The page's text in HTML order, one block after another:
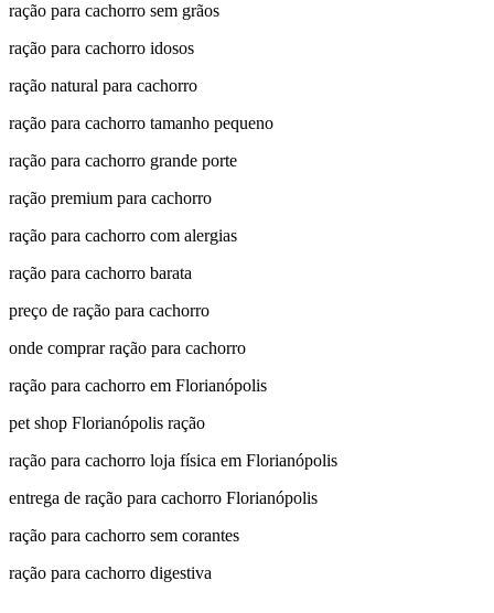
ração para cachorro sem grãos
ração para cachorro idosos
ração natural para cachorro
ração para cachorro tamanho pequeno
ração para cachorro grande porte
ração premium para cachorro
ração para cachorro com alergias
ração para cachorro barata
preço de ração para cachorro
onde comprar ração para cachorro
ração para cachorro em Florianópolis
pet shop Florianópolis ração
ração para cachorro loja física em Florianópolis
entrega de ração para cachorro Florianópolis
ração para cachorro sem corantes
ração para cachorro digestiva